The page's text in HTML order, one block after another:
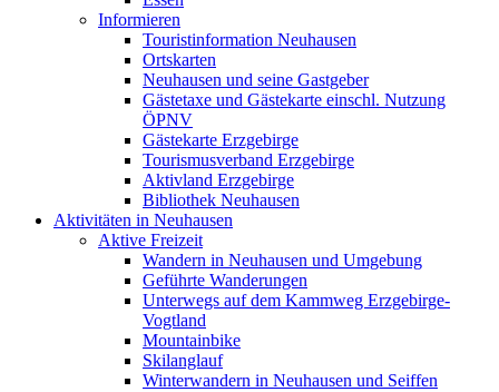
Informieren
Touristinformation Neuhausen
Ortskarten
Neuhausen und seine Gastgeber
Gästetaxe und Gästekarte einschl. Nutzung
ÖPNV
Gästekarte Erzgebirge
Tourismusverband Erzgebirge
Aktivland Erzgebirge
Bibliothek Neuhausen
Aktivitäten in Neuhausen
Aktive Freizeit
Wandern in Neuhausen und Umgebung
Geführte Wanderungen
Unterwegs auf dem Kammweg Erzgebirge-
Vogtland
Mountainbike
Skilanglauf
Winterwandern in Neuhausen und Seiffen